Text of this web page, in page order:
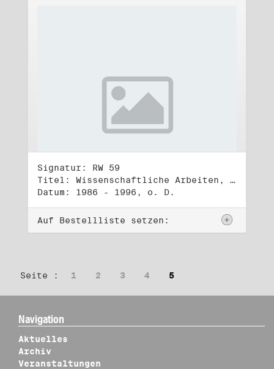
Signatur: RW 59
Titel: Wissenschaftliche Arbeiten, Studien und Manuskripte Dritter (3)
Datum: 1986 - 1996, o. D.
Auf Bestellliste setzen:
Seite : 1 2 3 4 5
Navigation
Aktuelles
Archiv
Veranstaltungen